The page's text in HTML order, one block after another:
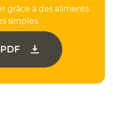
grâce à des aliments
simples